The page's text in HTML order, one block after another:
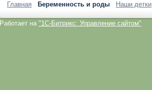
Главная Беременность и роды Наши детки
Работает на "1C-Битрикс: Управление сайтом"